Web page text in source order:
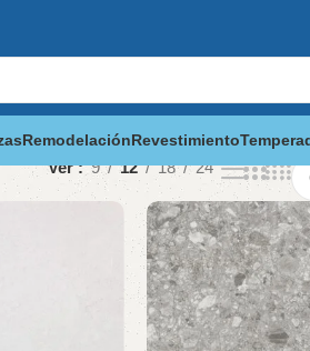
RemodelaciónRevestimiento
Ver 9 12 18 24